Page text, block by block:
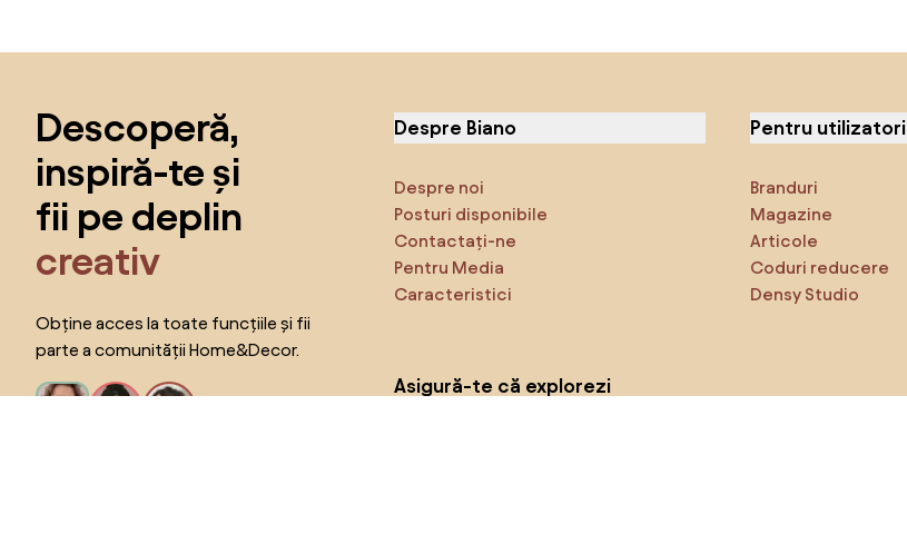
Descoperă,
inspiră-te și
fii pe deplin
creativ
Obține acces la toate funcțiile și fii
parte a comunității Home&Decor.
Despre Biano
Despre noi
Posturi disponibile
Contactați-ne
Pentru Media
Caracteristici
Pentru utilizatori
Branduri
Magazine
Articole
Coduri reducere
Densy Studio
Asigură-te că explorezi